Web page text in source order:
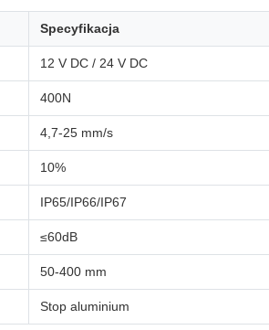
Specyfikacja
12 V DC / 24 V DC
400N
4,7-25 mm/s
10%
IP65/IP66/IP67
≤60dB
50-400 mm
Stop aluminium